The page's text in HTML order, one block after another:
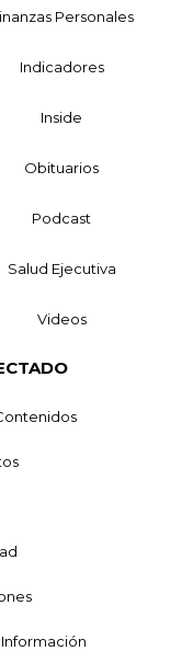
Personales
Indicadores
Inside
Obituarios
Podcast
Salud Ejecutiva
Videos